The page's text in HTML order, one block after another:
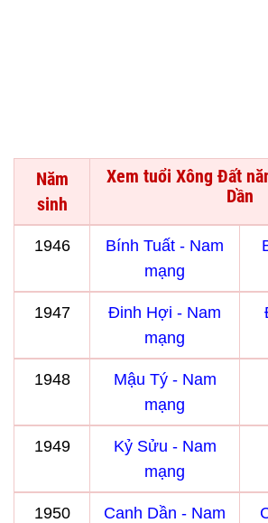
Năm
sinh
Xem tuổi Xông Đất
Dần
1946
Bính Tuất - Nam
mạng
1947
Đinh Hợi - Nam
mạng
1948
Mậu Tý - Nam
mạng
1949
Kỷ Sửu - Nam
mạng
1950
Canh Dần - Nam